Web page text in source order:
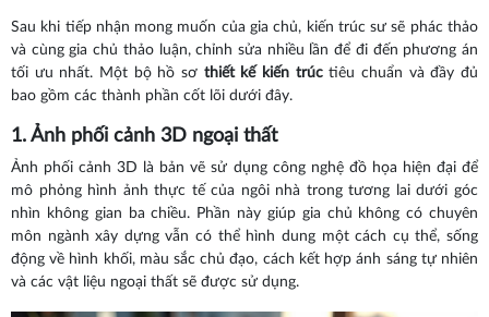
Sau khi tiếp nhận mong muốn của gia chủ, kiến trúc sư sẽ phác thảo
và cùng gia chủ thảo luận, chỉnh sửa nhiều lần để đi đến phương án
tối ưu nhất. Một bộ hồ sơ thiết kế kiến trúctiêu chuẩn và đầy đủ
bao gồm các thành phần cốt lõi dưới đây.
1. Ảnh phối cảnh 3D ngoại thất
Ảnh phối cảnh 3D là bản vẽ sử dụng công nghệ đồ họa hiện đại để
mô phỏng hình ảnh thực tế của ngôi nhà trong tương lai dưới góc
nhìn không gian ba chiều. Phần này giúp gia chủ không có chuyên
môn ngành xây dựng vẫn có thể hình dung một cách cụ thể, sống
động về hình khối, màu sắc chủ đạo, cách kết hợp ánh sáng tự nhiên
và các vật liệu ngoại thất sẽ được sử dụng.